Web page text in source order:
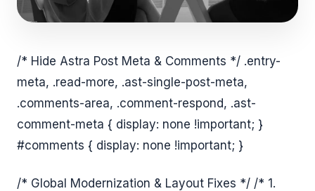
/* Hide Astra Post Meta & Comments */ .entry-
meta, .read-more, .ast-single-post-meta,
.comments-area, .comment-respond, .ast-
comment-meta { display: none !important; }
#comments { display: none !important; }
/* Global Modernization & Layout Fixes */ /* 1.